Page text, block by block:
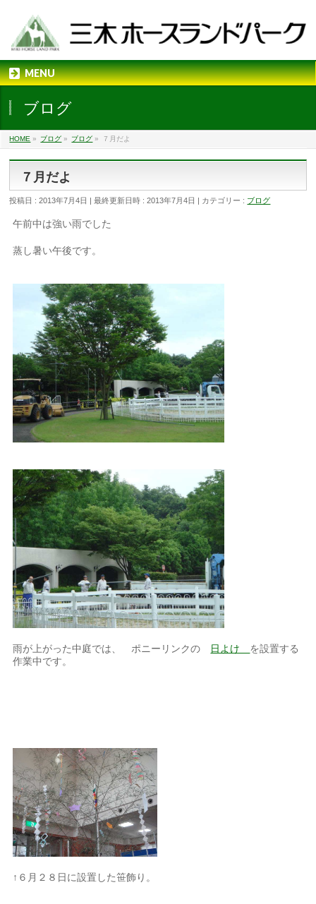
MENU
ブログ
HOME » ブログ » ブログ » ７月だよ
７月だよ
投稿日 : 2013年7月4日 最終更新日時 : 2013年7月4日 カテゴリー : ブログ
午前中は強い雨でした
蒸し暑い午後です。
雨が上がった中庭では、 ポニーリンクの 日よけ を設置する
作業中です。
↑６月２８日に設置した笹飾り。